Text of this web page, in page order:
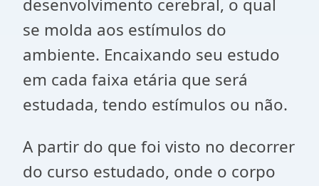
desenvolvimento cerebral, o qual
se molda aos estímulos do
ambiente. Encaixando seu estudo
em cada faixa etária que será
estudada, tendo estímulos ou não.
A partir do que foi visto no decorrer
do curso estudado, onde o corpo